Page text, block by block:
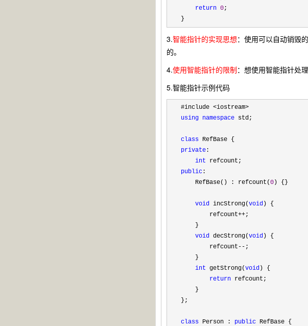
return 0;
}
3.智能指针的实现思想：使用可以自动销毁
的。
4.使用智能指针的限制：想使用智能指针处
5.智能指针示例代码
using namespace std;
class
private :
int
public :
    RefBase() : refcount(
0 ) {}
void incStrong(void ) {
        refcount
++;
    }
void decStrong(void ) {
        refcount
-- ;
    }
int getStrong(void ) {
return refcount;
    }
};
class Person : public